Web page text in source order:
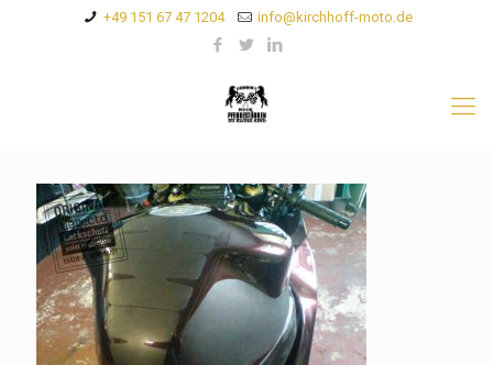
+49 151 67 47 1204 info@kirchhoff-moto.de